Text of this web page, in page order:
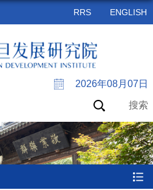
RRS ENGLISH
2026年08月07日
搜索